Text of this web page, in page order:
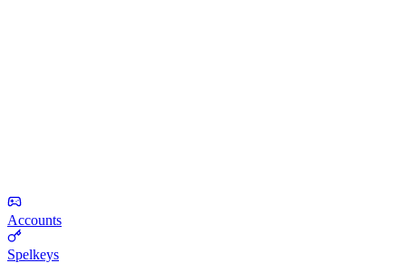
Accounts
Spelkeys